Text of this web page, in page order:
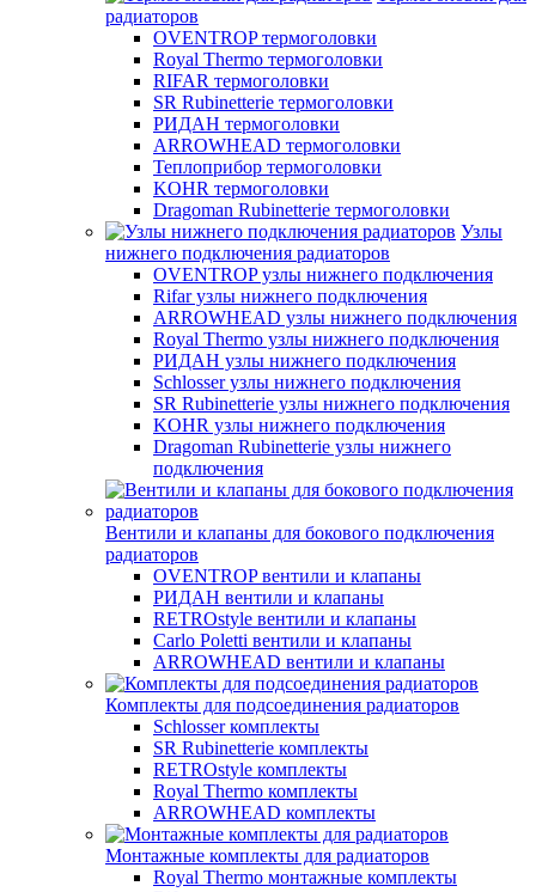
радиаторов
OVENTROP термоголовки
Royal Thermo термоголовки
RIFAR термоголовки
SR Rubinetterie термоголовки
РИДАН термоголовки
ARROWHEAD термоголовки
Теплоприбор термоголовки
KOHR термоголовки
Dragoman Rubinetterie термоголовки
Узлы
нижнего подключения радиаторов
OVENTROP узлы нижнего подключения
Rifar узлы нижнего подключения
ARROWHEAD узлы нижнего подключения
Royal Thermo узлы нижнего подключения
РИДАН узлы нижнего подключения
Schlosser узлы нижнего подключения
SR Rubinetterie узлы нижнего подключения
KOHR узлы нижнего подключения
Dragoman Rubinetterie узлы нижнего
подключения
Вентили и клапаны для бокового подключения
радиаторов
OVENTROP вентили и клапаны
РИДАН вентили и клапаны
RETROstyle вентили и клапаны
Carlo Poletti вентили и клапаны
ARROWHEAD вентили и клапаны
Комплекты для подсоединения радиаторов
Schlosser комплекты
SR Rubinetterie комплекты
RETROstyle комплекты
Royal Thermo комплекты
ARROWHEAD комплекты
Монтажные комплекты для радиаторов
Royal Thermo монтажные комплекты